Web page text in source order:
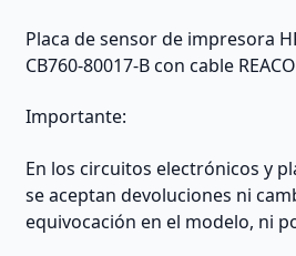
Placa de sensor de impresora
CB760-80017-B con cable
Importante:
En los circuitos electrónicos y
se aceptan devoluciones ni
equivocación en el modelo, ni